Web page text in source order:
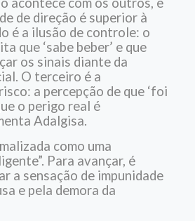
de direção é superior à
é a ilusão de controle: o
que ‘sabe beber’ e que
os sinais diante da
O terceiro é a
a percepção de que ‘foi
o perigo real é
Adalgisa.
como uma
Para avançar, é
a sensação de impunidade
e pela demora da